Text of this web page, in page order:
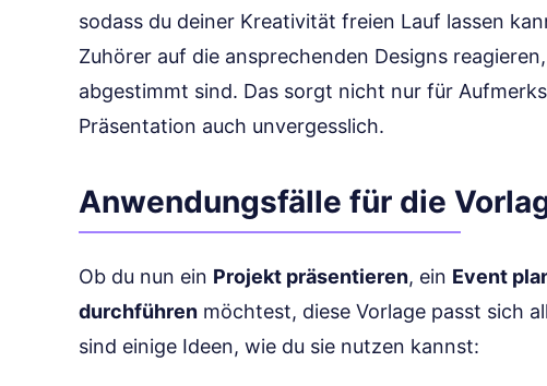
sodass du deiner Kreativität freien Lauf lassen
Zuhörer auf die ansprechenden Designs
abgestimmt sind. Das sorgt nicht nur für
Präsentation auch unvergesslich.
Anwendungsfälle für die
Ob du nun ein Projekt präsentieren, ein Event
durchführen möchtest, diese Vorlage passt sich
sind einige Ideen, wie du sie nutzen kannst: